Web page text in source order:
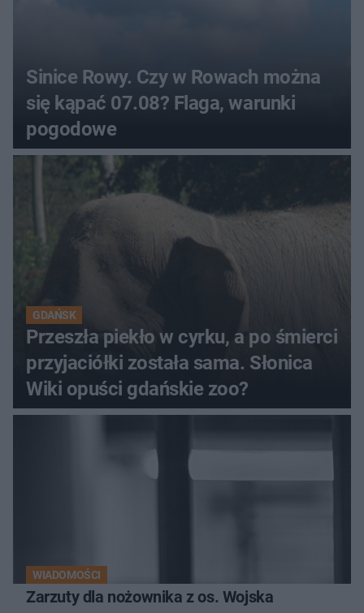
Sinice Rowy. Czy w Rowach można
się kąpać 07.08? Flaga, warunki
pogodowe
GDAŃSK
Przeszła piekło w cyrku, a po śmierci
przyjaciółki została sama. Słonica
Wiki opuści gdańskie zoo?
WIADOMOŚCI
Zarzuty dla nożownika z os. Wojska